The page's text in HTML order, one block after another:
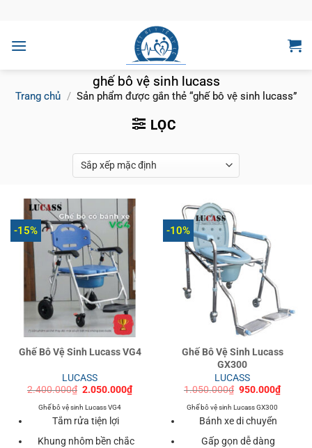
nội
ghế bô vệ sinh lucass
Trang chủ / Sản phẩm được gắn thẻ “ghế bô vệ sinh lucass”
LỌC
-15%
Ghế Bô Vệ Sinh Lucass VG4
LUCASS
2.400.000₫ Giá
là:
2.400.000₫.
2.050.000₫Giá
hiện
2.050.000₫.
Ghế bô vệ sinh Lucass VG4
Tắm rửa tiện lợi
Khung nhôm bền chắc
-10%
Ghế Bô Vệ Sinh Lucass
GX300
LUCASS
1.050.000₫ Giá
là:
1.050.000₫.
950.000₫Giá
hiện
Ghế bô vệ sinh Lucass GX300
Bánh xe di chuyển
Gấp gọn dễ dàng